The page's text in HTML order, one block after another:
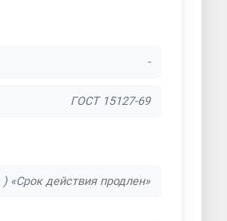
-
ГОСТ 15127-69
«Срок действия продлен»